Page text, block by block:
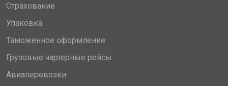
Страхование
Упаковка
Таможенное оформление
Грузовые чартерные рейсы
Авиаперевозки